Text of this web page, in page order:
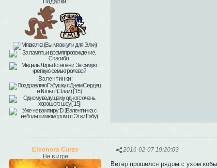
Подарки:
Валентинки:
2016-02-07 19:20:03
Eleonora Curze
Не в игре
Ветер прошелся рядом с ухом